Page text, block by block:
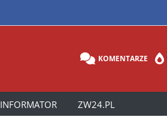
KOMENTARZE
INFORMATOR ZW24.PL